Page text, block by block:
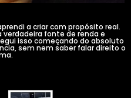
a criar com propósito real.
fonte de renda e
isso começando do absoluto
sem nem saber falar direito o